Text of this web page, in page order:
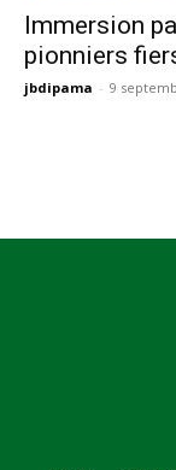
Immersion
pionniers
jbdipama - 9